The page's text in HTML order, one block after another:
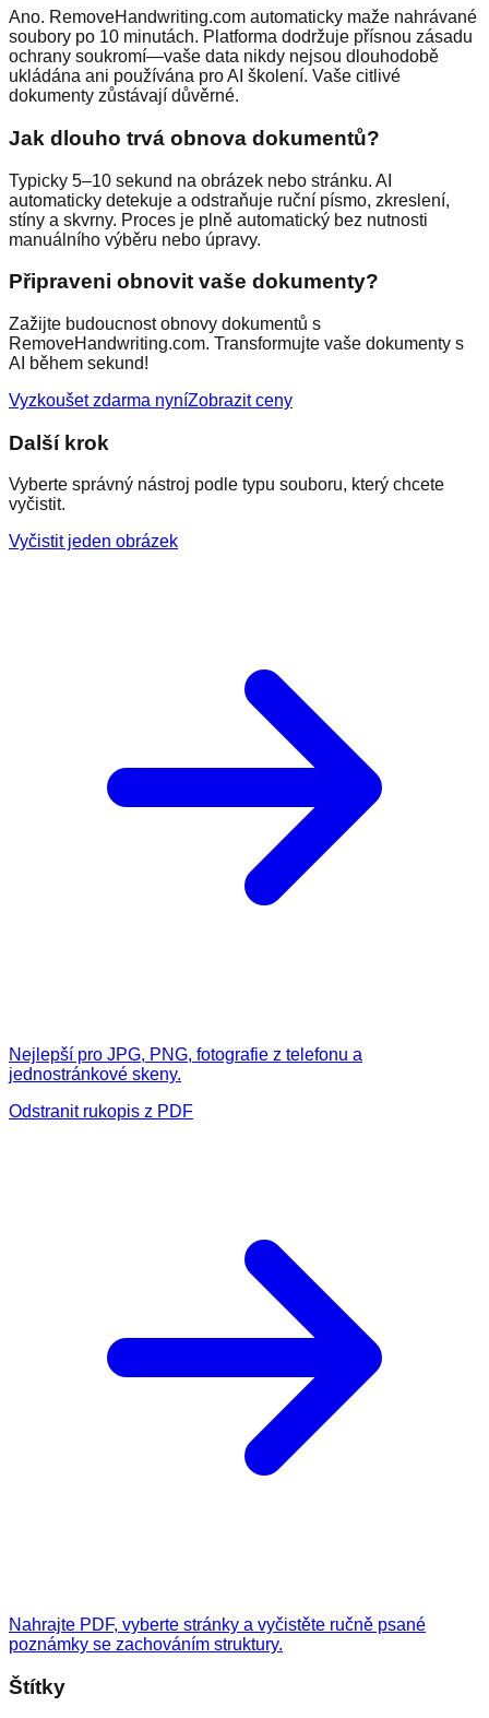
Ano. RemoveHandwriting.com automaticky maže nahrávané
soubory po 10 minutách. Platforma dodržuje přísnou zásadu
ochrany soukromí—vaše data nikdy nejsou dlouhodobě
ukládána ani používána pro AI školení. Vaše citlivé
dokumenty zůstávají důvěrné.
Jak dlouho trvá obnova dokumentů?
Typicky 5–10 sekund na obrázek nebo stránku. AI
automaticky detekuje a odstraňuje ruční písmo, zkreslení,
stíny a skvrny. Proces je plně automatický bez nutnosti
manuálního výběru nebo úpravy.
Připraveni obnovit vaše dokumenty?
Zažijte budoucnost obnovy dokumentů s
RemoveHandwriting.com. Transformujte vaše dokumenty s
AI během sekund!
Vyzkoušet zdarma nyníZobrazit ceny
Další krok
Vyberte správný nástroj podle typu souboru, který chcete
vyčistit.
Vyčistit jeden obrázek
Nejlepší pro JPG, PNG, fotografie z telefonu a
jednostránkové skeny.
Odstranit rukopis z PDF
Nahrajte PDF, vyberte stránky a vyčistěte ručně psané
poznámky se zachováním struktury.
Štítky